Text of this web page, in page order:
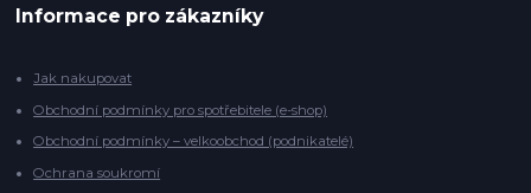
Informace pro zákazníky
Jak nakupovat
Obchodní podmínky pro spotřebitele (e-shop)
Obchodní podmínky – velkoobchod (podnikatelé)
Ochrana soukromí